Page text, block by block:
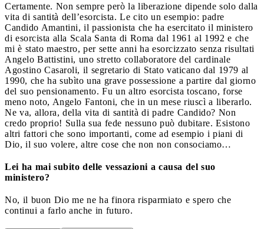
Certamente. Non sempre però la liberazione dipende solo dalla
vita di santità dell’esorcista. Le cito un esempio: padre
Candido Amantini, il passionista che ha esercitato il ministero
di esorcista alla Scala Santa di Roma dal 1961 al 1992 e che
mi è stato maestro, per sette anni ha esorcizzato senza risultati
Angelo Battistini, uno stretto collaboratore del cardinale
Agostino Casaroli, il segretario di Stato vaticano dal 1979 al
1990, che ha subìto una grave possessione a partire dal giorno
del suo pensionamento. Fu un altro esorcista toscano, forse
meno noto, Angelo Fantoni, che in un mese riuscì a liberarlo.
Ne va, allora, della vita di santità di padre Candido? Non
credo proprio! Sulla sua fede nessuno può dubitare. Esistono
altri fattori che sono importanti, come ad esempio i piani di
Dio, il suo volere, altre cose che non non consociamo…
Lei ha mai subito delle vessazioni a causa del suo
ministero?
No, il buon Dio me ne ha finora risparmiato e spero che
continui a farlo anche in futuro.